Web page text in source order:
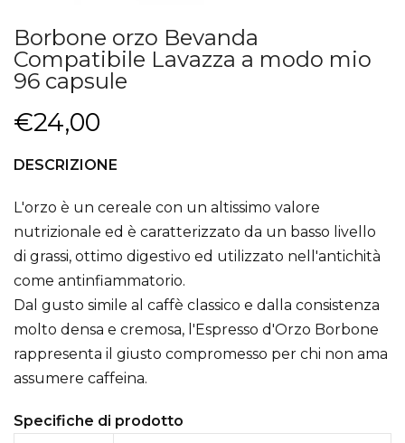
Borbone orzo Bevanda
Compatibile Lavazza a modo mio
96 capsule
€24,00
DESCRIZIONE
L'orzo è un cereale con un altissimo valore
nutrizionale ed è caratterizzato da un basso livello
di grassi, ottimo digestivo ed utilizzato nell'antichità
come antinfiammatorio.
Dal gusto simile al caffè classico e dalla consistenza
molto densa e cremosa, l'Espresso d'Orzo Borbone
rappresenta il giusto compromesso per chi non ama
assumere caffeina.
Specifiche di prodotto